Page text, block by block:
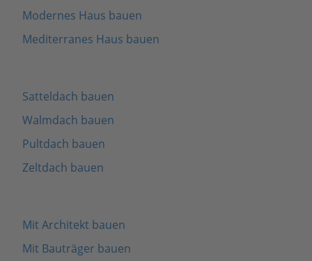
Modernes Haus bauen
Mediterranes Haus bauen
Satteldach bauen
Walmdach bauen
Pultdach bauen
Zeltdach bauen
Mit Architekt bauen
Mit Bauträger bauen